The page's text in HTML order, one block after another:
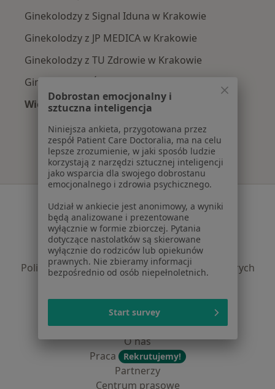
Ginekolodzy z Signal Iduna w Krakowie
Ginekolodzy z JP MEDICA w Krakowie
Ginekolodzy z TU Zdrowie w Krakowie
Ginekolodzy z Świat Zdrowia w Krakowie
Więcej (12)
Więcej w kategorii: Najpopularniejsze
Serwis
Regulamin
Polityka prywatności pacjentów
Polityka prywatności profesjonalistów
Polityka prywatności dla profesjonalistów, których
dane pozyskaliśmy samodzielnie
Polityka cookies
Jak działają wyniki wyszukiwania
Dostępność
O nas
Praca
Rekrutujemy!
Partnerzy
Centrum prasowe
Dobrostan emocjonalny i
sztuczna inteligencja
Niniejsza ankieta, przygotowana przez
zespół Patient Care Doctoralia, ma na celu
lepsze zrozumienie, w jaki sposób ludzie
korzystają z narzędzi sztucznej inteligencji
jako wsparcia dla swojego dobrostanu
emocjonalnego i zdrowia psychicznego.
Udział w ankiecie jest anonimowy, a wyniki
będą analizowane i prezentowane
wyłącznie w formie zbiorczej. Pytania
dotyczące nastolatków są skierowane
wyłącznie do rodziców lub opiekunów
prawnych. Nie zbieramy informacji
bezpośrednio od osób niepełnoletnich.
Start survey